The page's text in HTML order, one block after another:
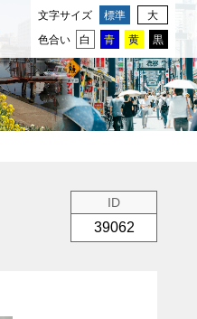
文字サイズ 標準
大
色合い
白 青 黄 黒
ID
39062